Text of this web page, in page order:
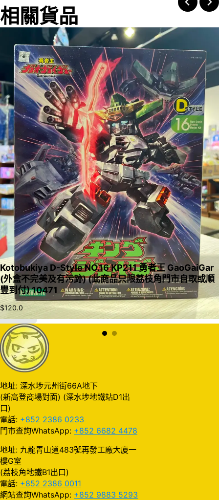
相關貨品
入購物車
Kotobukiya D-Style NO.16 KP211 勇者王 GaoGaiGar
(外盒不完美及有污跡) (此商品只限荔枝角門市自取或順
豐到付) 10471
$120.0
地址: 深水埗元州街66A地下
(新高登商場對面) (深水埗地鐵站D1出
口)
電話: +852 2386 0233
門市查詢WhatsApp: +852 6682 4478
地址: 九龍青山道483號再發工廠大廈一
樓G室
(荔枝角地鐵B1出口)
電話: +852 2386 0011
網站查詢WhatsApp: +852 9883 5293